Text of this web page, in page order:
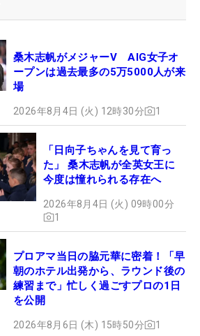
桑木志帆がメジャーV AIG女子オ
ープンは過去最多の5万5000人が来
場
2026年8月4日 (火) 12時30分 1
「日向子ちゃんを見て育っ
た」 桑木志帆が全英女王に
今度は憧れられる存在へ
2026年8月4日 (火) 09時00分
1
プロアマ当日の脇元華に密着！「早
朝のホテル出発から、ラウンド後の
練習まで」忙しく過ごすプロの1日
を公開
2026年8月6日 (木) 15時50分 1